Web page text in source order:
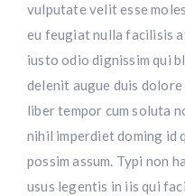
vulputate velit esse
eu feugiat nulla facilisis
iusto odio dignissim qui
delenit augue duis
liber tempor cum soluta
nihil imperdiet doming id
possim assum. Typi non
usus legentis in iis qui